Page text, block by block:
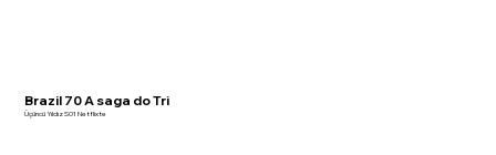
Brazil 70 A saga do Tri
Üçüncü Yıldız S01 Netflixte